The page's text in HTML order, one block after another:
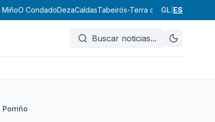
MiñoO CondadoDezaCaldasTabeirós-Terra de Montes
GL ES
Buscar noticias...
Porriño